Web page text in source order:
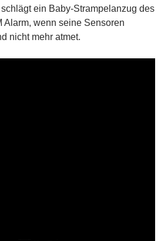
ein Baby-Strampelanzug des
Alarm, wenn seine Sensoren
nicht mehr atmet.